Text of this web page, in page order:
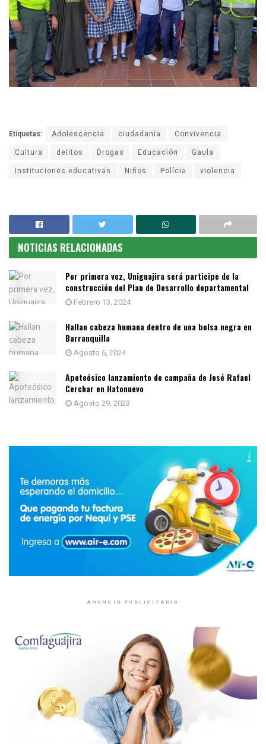
Etiquetas: Adolescencia ciudadanía
Convivencia
Cultura
delitos Drogas Educación
Gaula
Instituciones educativas
Niños Polícia violencia
NOTICIAS RELACIONADAS
Por primera vez, Uniguajira será participe de la
construcción del Plan de Desarrollo departamental
Febrero 13, 2024
Hallan cabeza humana dentro de una bolsa negra en
Barranquilla
Agosto 6, 2024
Apoteósico lanzamiento de campaña de José Rafael
Cerchar en Hatonuevo
Agosto 29, 2023
ANUNCIO PUBLICITARIO